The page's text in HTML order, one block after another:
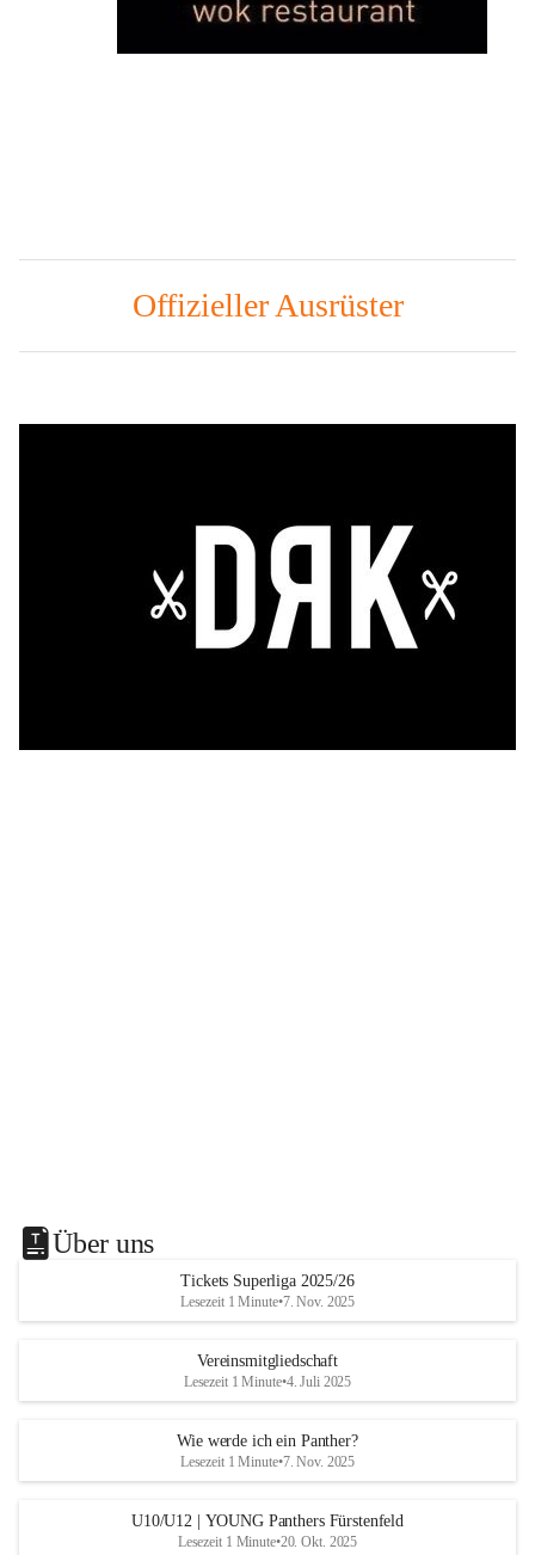
Offizieller Ausrüster
Über uns
Tickets Superliga 2025/26
Lesezeit 1 Minute•7. Nov. 2025
Vereinsmitgliedschaft
Lesezeit 1 Minute•4. Juli 2025
Wie werde ich ein Panther?
Lesezeit 1 Minute•7. Nov. 2025
U10/U12 | YOUNG Panthers Fürstenfeld
Lesezeit 1 Minute•20. Okt. 2025